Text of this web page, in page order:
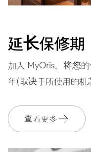
延长保修期
加入 MyOris，将您的
年（取决于所使用的机芯
查看更多